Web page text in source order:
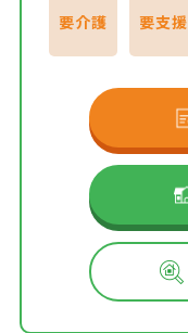
要介護 要支援